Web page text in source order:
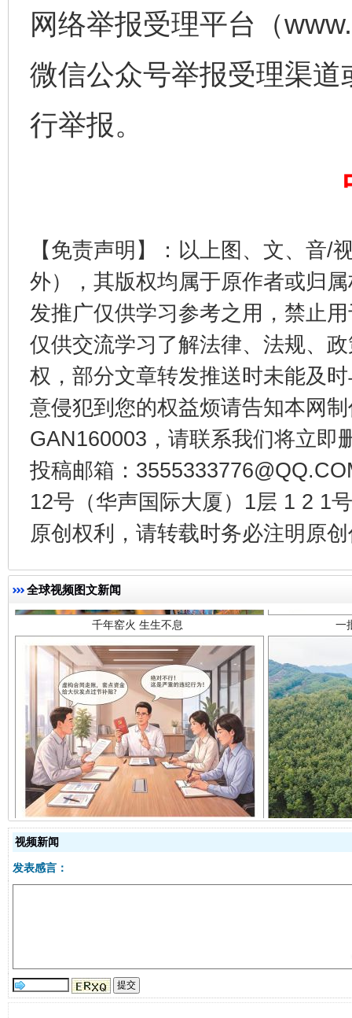
网络举报受理平台（
微信公众号举报受理渠
行举报。
【免责声明】：以上图、文、音/
外），其版权均属于原作者或归
发推广仅供学习参考之用，禁止
仅供交流学习了解法律、法规、
权，部分文章转发推送时未能及
意侵犯到您的权益烦请告知本网
GAN160003，请联系我们将立即
投稿邮箱：
12号（华声国际大厦）1层 1 2 1
原创权利，请转载时务必注明原
全球视频图文新闻
完善运行机制助力责任有效落实
东山县通报“牛蛙产品抗生素超标问题” 法
千年窑火 生生不息 一
揭开“小金库”的免责幌子
视频新闻
发表感言：